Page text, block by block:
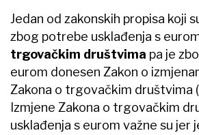
Jedan od zakonskih propisa koji
zbog potrebe usklađenja s
trgovačkim društvima pa je
eurom donesen Zakon o
Zakona o trgovačkim društvima
Izmjene Zakona o trgovačkim
usklađenja s eurom važne su jer